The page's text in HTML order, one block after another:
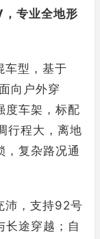
专业全地形
车型，基于
向户外穿
度车架，标配
行程大，离地
，复杂路况通
沛，支持92号
长途穿越；自